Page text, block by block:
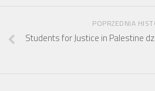
POPRZEDNIA
Students for Justice in Palestine